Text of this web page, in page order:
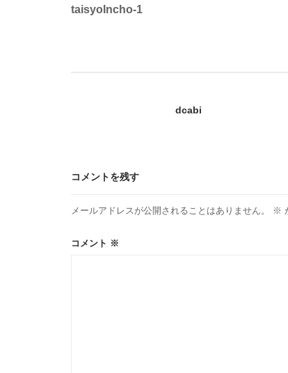
navigation
taisyoIncho-1
dcabi
コメントを残す
メールアドレスが公開されることはありません。 ※
コメント ※